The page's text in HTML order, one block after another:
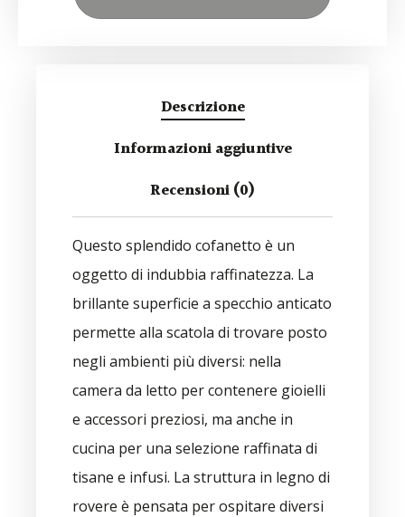
Descrizione
Informazioni aggiuntive
Recensioni (0)
Questo splendido cofanetto è un
oggetto di indubbia raffinatezza. La
brillante superficie a specchio anticato
permette alla scatola di trovare posto
negli ambienti più diversi: nella
camera da letto per contenere gioielli
e accessori preziosi, ma anche in
cucina per una selezione raffinata di
tisane e infusi. La struttura in legno di
rovere è pensata per ospitare diversi